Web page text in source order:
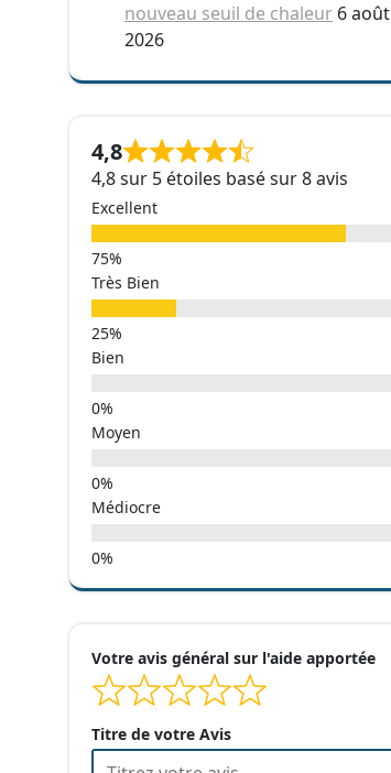
nouveau seuil de chaleur 6 août
2026
4,8
4,8 sur 5 étoiles basé sur 8 avis
Excellent
Très Bien
Bien
Moyen
Médiocre
Votre avis général sur l'aide apportée
Titre de votre Avis